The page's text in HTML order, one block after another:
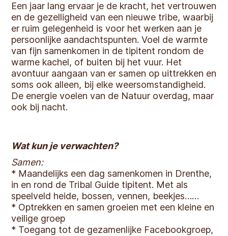
Een jaar lang ervaar je de kracht, het vertrouwen
en de gezelligheid van een nieuwe tribe, waarbij
er ruim gelegenheid is voor het werken aan je
persoonlijke aandachtspunten. Voel de warmte
van fijn samenkomen in de tipitent rondom de
warme kachel, of buiten bij het vuur. Het
avontuur aangaan van er samen op uittrekken en
soms ook alleen, bij elke weersomstandigheid.
De energie voelen van de Natuur overdag, maar
ook bij nacht.
Wat kun je verwachten?
Samen:
* Maandelijks een dag samenkomen in Drenthe,
in en rond de Tribal Guide tipitent. Met als
speelveld heide, bossen, vennen, beekjes……
* Optrekken en samen groeien met een kleine en
veilige groep
* Toegang tot de gezamenlijke Facebookgroep,